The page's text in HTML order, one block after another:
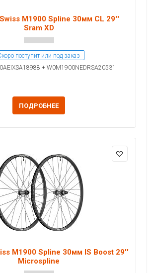
M1900 Spline 30мм CL 29''
Sram XD
поступит или под заказ
+ W0M1900NEDRSA20531
ПОДРОБНЕЕ
M1900 Spline 30мм IS Boost 29''
Microspline